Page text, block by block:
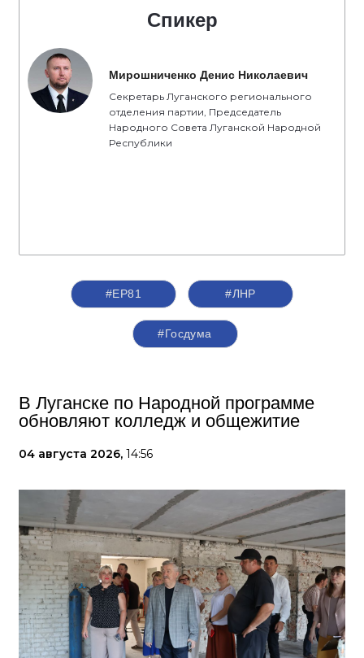
Спикер
Мирошниченко Денис Николаевич
Секретарь Луганского регионального
отделения партии, Председатель
Народного Совета Луганской Народной
Республики
#ЕР81 #ЛНР
#Госдума
В Луганске по Народной программе
обновляют колледж и общежитие
04 августа 2026, 14:56